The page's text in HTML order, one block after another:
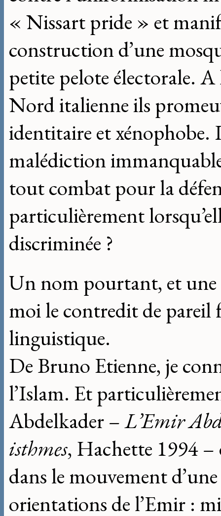
« Nissart pride » et
construction d’une
petite pelote électorale.
Nord italienne ils
identitaire et xénophobe.
malédiction
tout combat pour la
particulièrement
discriminée ?
Un nom pourtant, et
moi le contredit de pareil
linguistique.
De Bruno Etienne, je
l’Islam. Et
Abdelkader –L’Emir
isthmes, Hachette 1994
dans le mouvement
orientations de l’Emir :